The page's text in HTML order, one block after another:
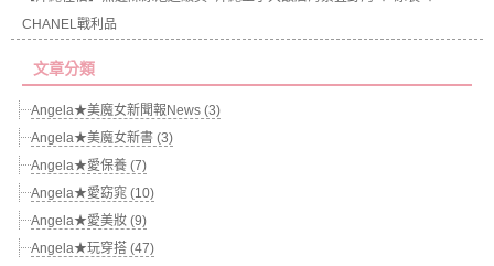
CHANEL戰利品
文章分類
Angela★美魔女新聞報News (3)
Angela★美魔女新書 (3)
Angela★愛保養 (7)
Angela★愛窈窕 (10)
Angela★愛美妝 (9)
Angela★玩穿搭 (47)